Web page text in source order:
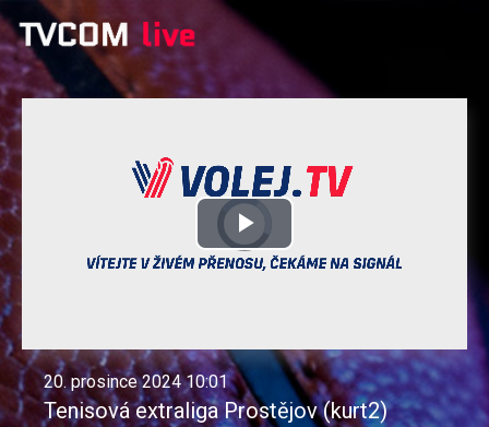
Video
Přehravač
se
načítá.
Přehrát
20. prosince 2024 10:01
Tenisová extraliga Prostějov (kurt2)